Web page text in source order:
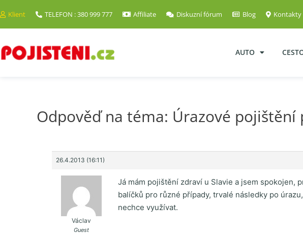
Klient TELEFON : 380 999 777 Affiliate Diskuzní fórum Blog
AUTO
Odpověď na téma: Úrazové pojištění
26.4.2013 (16:11)
Václav
Guest
Já mám pojištění zdraví u Slavie a jsem spokojen,
balíčků pro různé případy, trvalé následky po
nechce využívat.